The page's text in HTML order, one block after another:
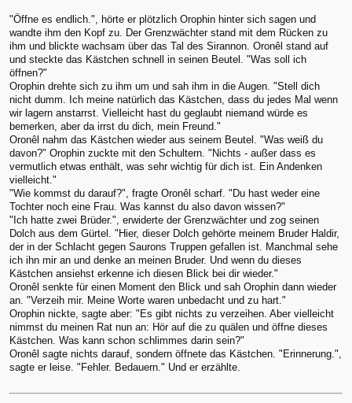
"Öffne es endlich.", hörte er plötzlich Orophin hinter sich sagen und
wandte ihm den Kopf zu. Der Grenzwächter stand mit dem Rücken zu
ihm und blickte wachsam über das Tal des Sirannon. Oronêl stand auf
und steckte das Kästchen schnell in seinen Beutel. "Was soll ich
öffnen?"
Orophin drehte sich zu ihm um und sah ihm in die Augen. "Stell dich
nicht dumm. Ich meine natürlich das Kästchen, dass du jedes Mal wenn
wir lagern anstarrst. Vielleicht hast du geglaubt niemand würde es
bemerken, aber da irrst du dich, mein Freund."
Oronêl nahm das Kästchen wieder aus seinem Beutel. "Was weiß du
davon?" Orophin zuckte mit den Schultern. "Nichts - außer dass es
vermutlich etwas enthält, was sehr wichtig für dich ist. Ein Andenken
vielleicht."
"Wie kommst du darauf?", fragte Oronêl scharf. "Du hast weder eine
Tochter noch eine Frau. Was kannst du also davon wissen?"
"Ich hatte zwei Brüder.", erwiderte der Grenzwächter und zog seinen
Dolch aus dem Gürtel. "Hier, dieser Dolch gehörte meinem Bruder Haldir,
der in der Schlacht gegen Saurons Truppen gefallen ist. Manchmal sehe
ich ihn mir an und denke an meinen Bruder. Und wenn du dieses
Kästchen ansiehst erkenne ich diesen Blick bei dir wieder."
Oronêl senkte für einen Moment den Blick und sah Orophin dann wieder
an. "Verzeih mir. Meine Worte waren unbedacht und zu hart."
Orophin nickte, sagte aber: "Es gibt nichts zu verzeihen. Aber vielleicht
nimmst du meinen Rat nun an: Hör auf die zu quälen und öffne dieses
Kästchen. Was kann schon schlimmes darin sein?"
Oronêl sagte nichts darauf, sondern öffnete das Kästchen. "Erinnerung.",
sagte er leise. "Fehler. Bedauern." Und er erzählte.